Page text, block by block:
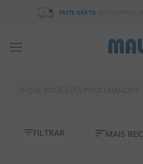
FRETE GRÁTISEM COMPRAS ACIMA DE
MAIS
FILTRAR 1º